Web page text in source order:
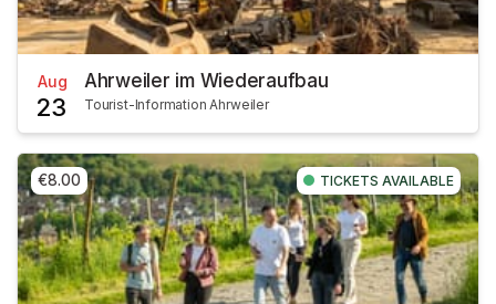
Aug
23
Ahrweiler im Wiederaufbau
Tourist-Information Ahrweiler
€8.00 TICKETS AVAILABLE